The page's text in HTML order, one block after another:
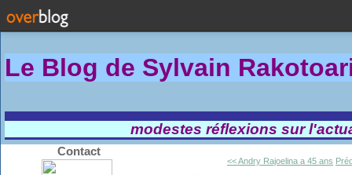
Le Blog de Sylvain Rakotoa
modestes réflexions sur
Contact
<< Andry Rajoelina a 45 ans